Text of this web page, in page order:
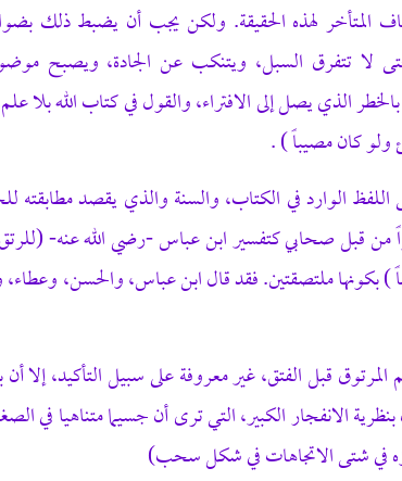
المتأخر لهذه الحقيقة. ولكن يجب أن يضبط ذلك
لا تتفرق السبل، ويتنكب عن الجادة، ويصبح
الذي يصل إلى الافتراء، والقول في كتاب الله بلا
ولو كان مصيباً ) .
الوارد في الكتاب، والسنة والذي يقصد مطابقته
من قبل صحابي كتفسير ابن عباس -رضي الله عنه- (للرتق
) بكونها ملتصقتين. فقد قال ابن عباس، والحسن،
المرتوق قبل الفتق، غير معروفة على سبيل التأكيد،
الانفجار الكبير، التي ترى أن جسيما متناهيا في
في شتى الاتجاهات في شكل سحب)